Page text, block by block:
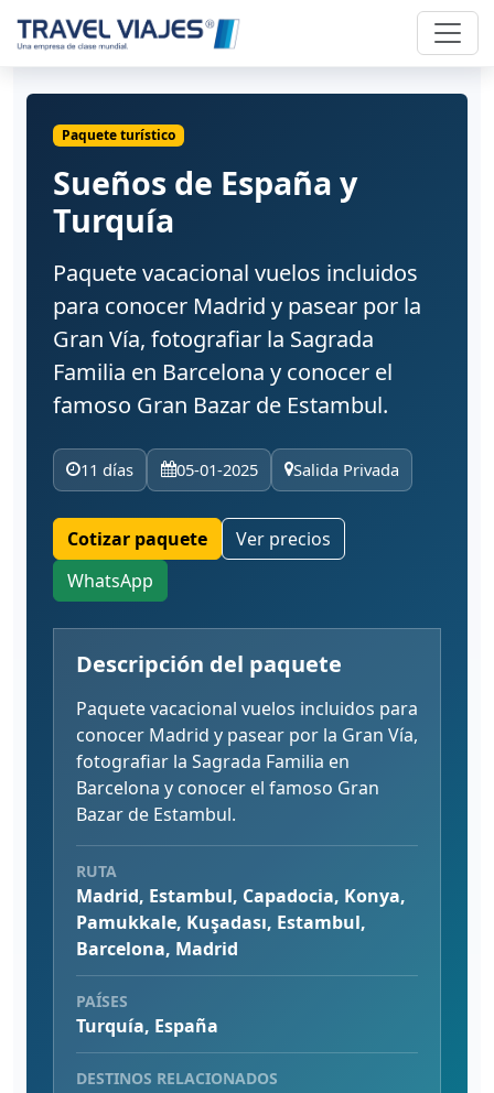
Paquete turístico
Sueños de España y
Turquía
Paquete vacacional vuelos incluidos
para conocer Madrid y pasear por la
Gran Vía, fotografiar la Sagrada
Familia en Barcelona y conocer el
famoso Gran Bazar de Estambul.
11 días 05-01-2025 Salida Privada
Cotizar paquete
Ver precios
WhatsApp
Descripción del paquete
Paquete vacacional vuelos incluidos para
conocer Madrid y pasear por la Gran Vía,
fotografiar la Sagrada Familia en
Barcelona y conocer el famoso Gran
Bazar de Estambul.
RUTA
Madrid, Estambul, Capadocia, Konya,
Pamukkale, Kuşadası, Estambul,
Barcelona, Madrid
PAÍSES
Turquía, España
DESTINOS RELACIONADOS